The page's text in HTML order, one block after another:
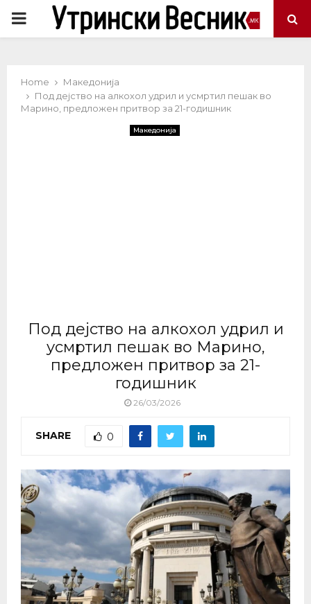
PRIMARY
Home
Македонија
Под дејство на алкохол удрил и усмртил пешак во
Марино, предложен притвор за 21-годишник
Македонија
Под дејство на алкохол удрил и
усмртил пешак во Марино,
предложен притвор за 21-
годишник
26/03/2026
SHARE 0